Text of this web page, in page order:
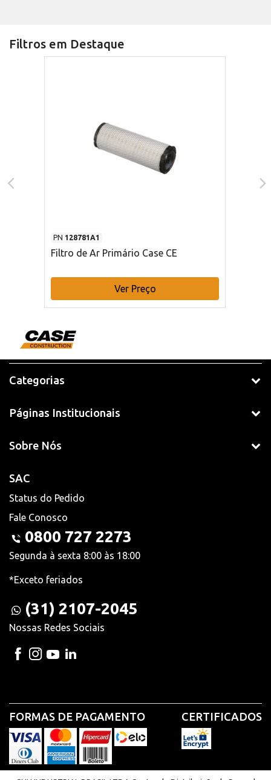
Filtros em Destaque
PN 128781A1
Filtro de Ar Primário Case CE
Ver Preço
Categorias
Páginas Institucionais
Sobre Nós
SAC
Status do Pedido
Fale Conosco
0800 727 2273
Segunda à sexta 8:00 às 18:00
*Exceto feriados
(31) 2107-2045
Nossas Redes Sociais
FORMAS DE PAGAMENTO CERTIFICADOS